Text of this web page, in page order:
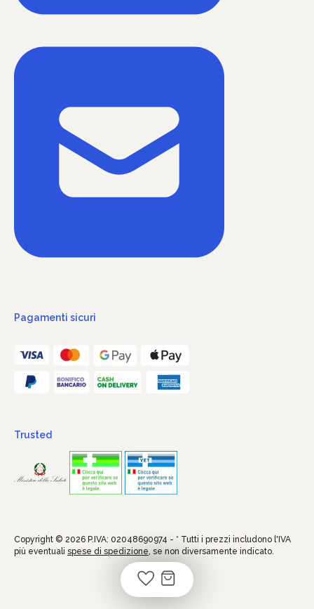
Pagamenti sicuri
Trusted
Copyright © 2026 P.IVA: 02048690974 - * Tutti i prezzi includono l'IVA
più eventuali spese di spedizione, se non diversamente indicato.